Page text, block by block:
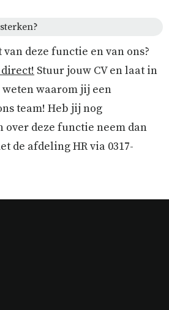
deze functie en van ons?
Stuur jouw CV en laat in
waarom jij een
team! Heb jij nog
deze functie neem dan
de afdeling HR via 0317-